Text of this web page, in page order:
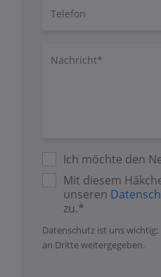
Telefon
Nachricht/Fragen
Ich möchte den
Mit diesem
unseren
zu.*
Datenschutz ist uns
an Dritte weitergegeben.